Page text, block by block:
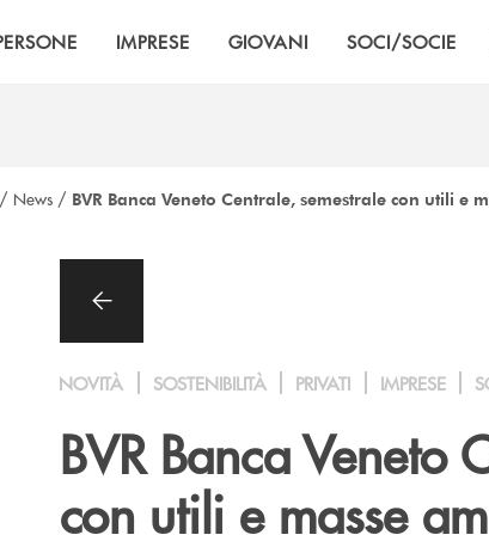
IMPRESE GIOVANI SOCI/SOCIE
/ News / BVR Banca Veneto Centrale, semestrale con utili e
NOVITÀ SOSTENIBILITÀ PRIVATI IMPRESE
BVR Banca Veneto
con utili e masse